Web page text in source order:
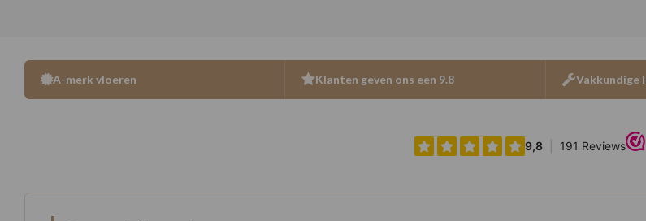
A-merk vloeren Klanten geven ons een 9.8 Vakkundige